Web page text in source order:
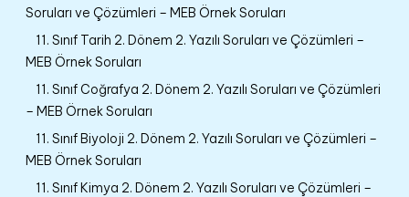
Soruları ve Çözümleri – MEB Örnek Soruları
11. Sınıf Tarih 2. Dönem 2. Yazılı Soruları ve Çözümleri –
MEB Örnek Soruları
11. Sınıf Coğrafya 2. Dönem 2. Yazılı Soruları ve Çözümleri
– MEB Örnek Soruları
11. Sınıf Biyoloji 2. Dönem 2. Yazılı Soruları ve Çözümleri –
MEB Örnek Soruları
11. Sınıf Kimya 2. Dönem 2. Yazılı Soruları ve Çözümleri –